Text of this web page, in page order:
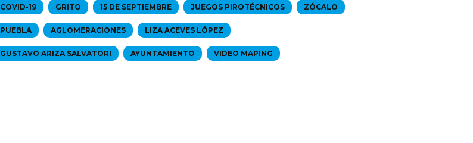
COVID-19 GRITO 15 DE SEPTIEMBRE JUEGOS PIROTÉCNICOS ZÓCALO
PUEBLA AGLOMERACIONES LIZA ACEVES LÓPEZ
GUSTAVO ARIZA SALVATORI AYUNTAMIENTO VIDEO MAPING